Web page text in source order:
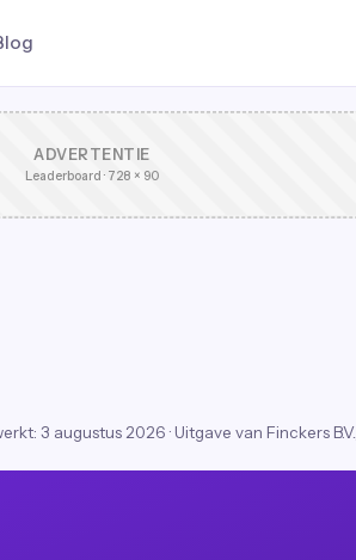
ADVERTENTIE
Leaderboard · 728 × 90
3 augustus 2026 · Uitgave van Finckers B.V.,